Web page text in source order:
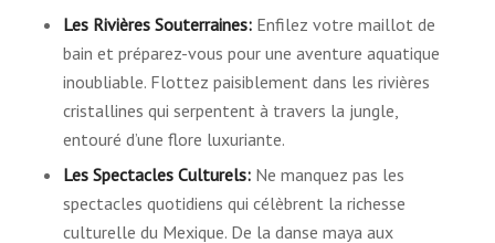
Les Rivières Souterraines:Enfilez votre maillot de
bain et préparez-vous pour une aventure aquatique
inoubliable. Flottez paisiblement dans les rivières
cristallines qui serpentent à travers la jungle,
entouré d’une flore luxuriante.
Les Spectacles Culturels:Ne manquez pas les
spectacles quotidiens qui célèbrent la richesse
culturelle du Mexique. De la danse maya aux